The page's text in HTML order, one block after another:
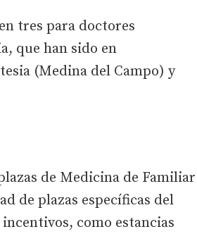
tres para doctores
que han sido en
(Medina del Campo) y
de Medicina de Familiar
de plazas específicas del
como estancias